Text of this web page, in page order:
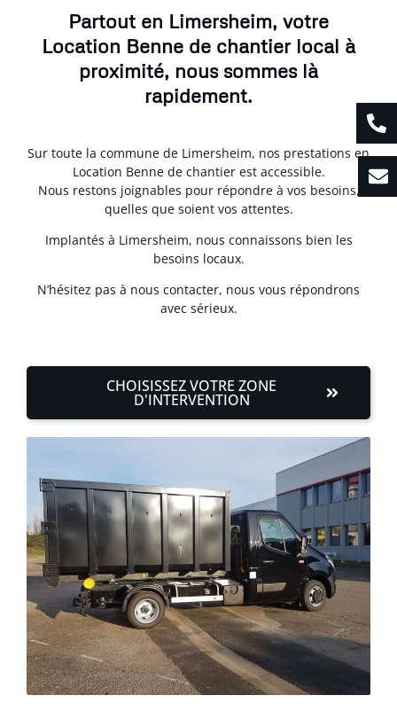
Partout en Limersheim, votre
Location Benne de chantier local à
proximité, nous sommes là
rapidement.
Sur toute la commune de Limersheim, nos prestations en
Location Benne de chantier est accessible.
Nous restons joignables pour répondre à vos besoins,
quelles que soient vos attentes.
Implantés à Limersheim, nous connaissons bien les
besoins locaux.
N’hésitez pas à nous contacter, nous vous répondrons
avec sérieux.
CHOISISSEZ VOTRE ZONE
D'INTERVENTION